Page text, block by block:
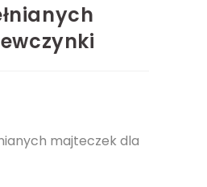
majteczek dla